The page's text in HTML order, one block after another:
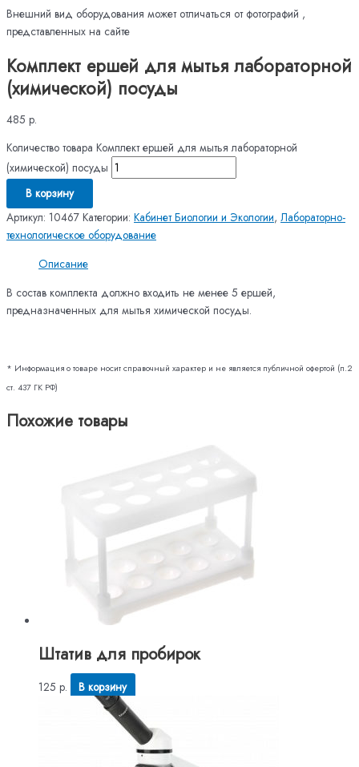
Внешний вид оборудования может отличаться от фотографий ,
представленных на сайте
Комплект ершей для мытья лабораторной
(химической) посуды
485 р.
Количество товара Комплект ершей для мытья лабораторной
(химической) посуды
В корзину
Артикул: 10467 Категории: Кабинет Биологии и Экологии, Лабораторно-
технологическое оборудование
Описание
В состав комплекта должно входить не менее 5 ершей,
предназначенных для мытья химической посуды.
* Информация о товаре носит справочный характер и не является публичной офертой (п.2
ст. 437 ГК РФ)
Похожие товары
Штатив для пробирок
125 р. В корзину